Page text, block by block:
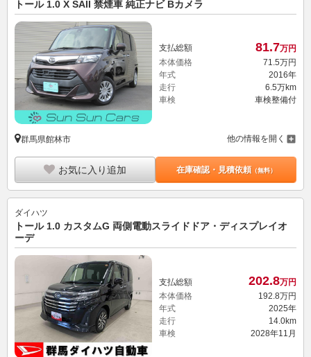
トール 1.0 X SAII 禁煙車 純正ナビ Bカメラ
支払総額 81.7万円
本体価格
71. 5万円
年式
2016年
走行
6.5万km
車検
車検整備付
群馬県館林市 他の情報を開く
お気に入り追加 在庫確認・見積依頼（無料）
ダイハツ
トール 1.0 カスタムG 両側電動スライドドア・ディスプレイオ
ーデ
支払総額 202.8万円
本体価格
192.8万円
年式
2025年
走行
14.0km
車検
2028年11月